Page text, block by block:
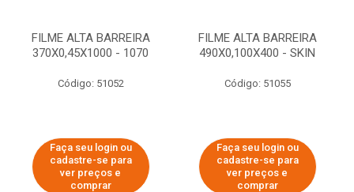
FILME ALTA BARREIRA
370X0,45X1000 - 1070
Código: 51052
Faça seu login ou
cadastre-se para
ver preços e
comprar
FILME ALTA BARREIRA
490X0,100X400 - SKIN
Código: 51055
Faça seu login ou
cadastre-se para
ver preços e
comprar